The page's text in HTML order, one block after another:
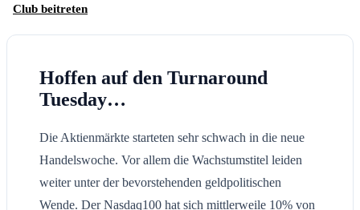
Club beitreten
Hoffen auf den Turnaround
Tuesday…
Die Aktienmärkte starteten sehr schwach in die neue
Handelswoche. Vor allem die Wachstumstitel leiden
weiter unter der bevorstehenden geldpolitischen
Wende. Der Nasdaq100 hat sich mittlerweile 10% von